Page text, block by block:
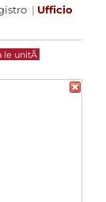
| Ufficio
le unitÃ